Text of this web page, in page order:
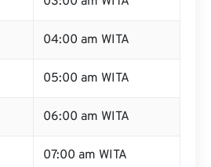
04:00 am WITA
05:00 am WITA
06:00 am WITA
07:00 am WITA